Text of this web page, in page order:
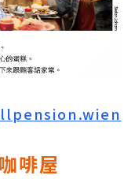
啡屋